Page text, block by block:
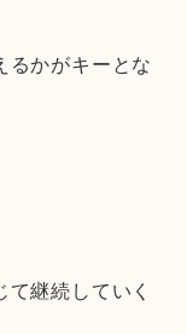
るかがキーとな
継続していく